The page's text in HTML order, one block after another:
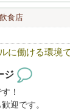
食店
に働ける環境
ジ
！
迎です。